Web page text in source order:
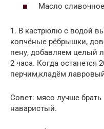
Масло
1. В кастрюлю с водой
копчёные рёбрышки,
пену, добавляем целый
2 часа. Когда останется
перчим,кладём
Совет: мясо лучше
наваристый.